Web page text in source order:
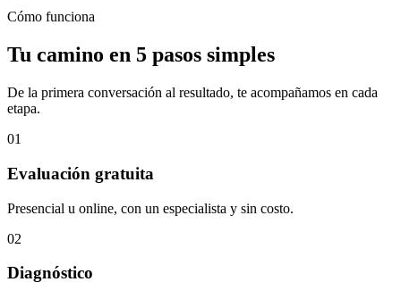
Cómo funciona
Tu camino en 5 pasos simples
De la primera conversación al resultado, te acompañamos en cada
etapa.
01
Evaluación gratuita
Presencial u online, con un especialista y sin costo.
02
Diagnóstico